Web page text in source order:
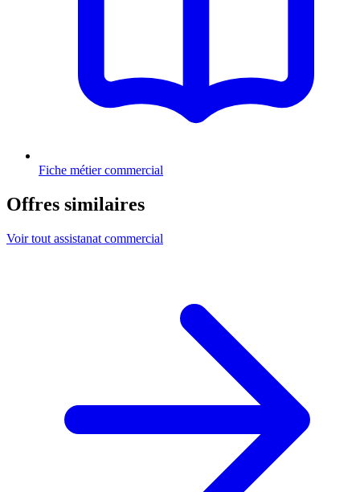
Fiche métier commercial
Offres similaires
Voir tout assistanat commercial